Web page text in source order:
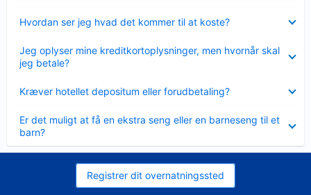
Hvordan ser jeg hvad det kommer til at koste?
Jeg oplyser mine kreditkortoplysninger, men hvornår skal
jeg betale?
Kræver hotellet depositum eller forudbetaling?
Er det muligt at få en ekstra seng eller en barneseng til et
barn?
Registrer dit overnatningssted